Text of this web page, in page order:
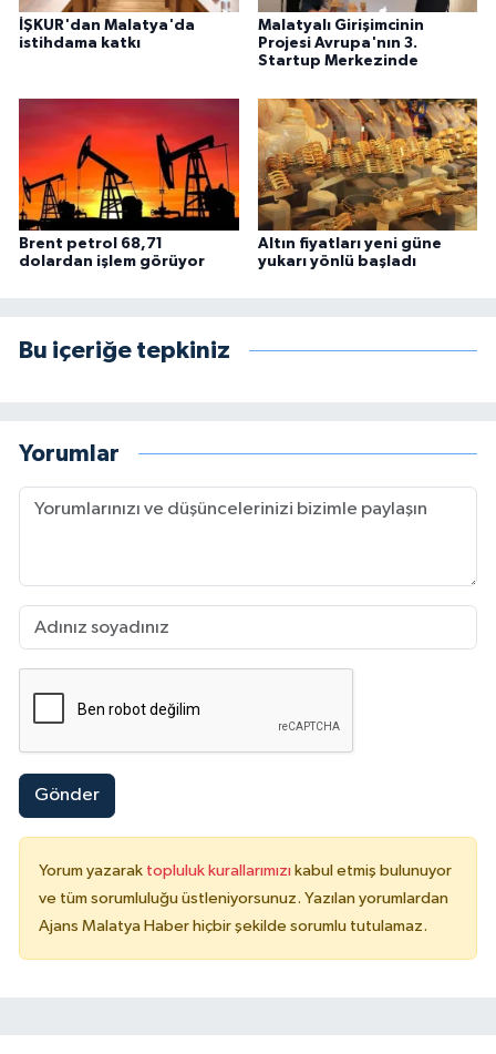
İŞKUR'dan Malatya'da
istihdama katkı
Malatyalı Girişimcinin
Projesi Avrupa'nın 3.
Startup Merkezinde
Brent petrol 68,71
dolardan işlem görüyor
Altın fiyatları yeni güne
yukarı yönlü başladı
Bu içeriğe tepkiniz
Yorumlar
Gönder
Yorum yazarak topluluk kurallarımızı kabul etmiş bulunuyor
ve tüm sorumluluğu üstleniyorsunuz. Yazılan yorumlardan
Ajans Malatya Haber hiçbir şekilde sorumlu tutulamaz.